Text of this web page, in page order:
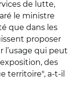
de lutte,
le ministre
que dans les
proposer
l’usage qui peut
des
territoire", a-t-il